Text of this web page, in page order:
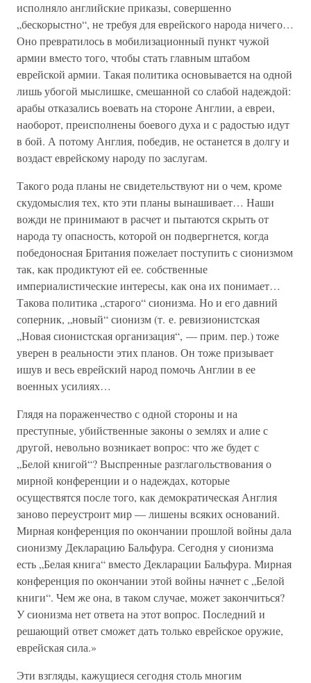
исполняло английские приказы, совершенно
„бескорыстно“, не требуя для еврейского народа ничего…
Оно превратилось в мобилизационный пункт чужой
армии вместо того, чтобы стать главным штабом
еврейской армии. Такая политика основывается на одной
лишь убогой мыслишке, смешанной со слабой надеждой:
арабы отказались воевать на стороне Англии, а евреи,
наоборот, преисполнены боевого духа и с радостью идут
в бой. А потому Англия, победив, не останется в долгу и
воздаст еврейскому народу по заслугам.
Такого рода планы не свидетельствуют ни о чем, кроме
скудомыслия тех, кто эти планы вынашивает… Наши
вожди не принимают в расчет и пытаются скрыть от
народа ту опасность, которой он подвергнется, когда
победоносная Британия пожелает поступить с сионизмом
так, как продиктуют ей ее. собственные
империалистические интересы, как она их понимает…
Такова политика „старого“ сионизма. Но и его давний
соперник, „новый“ сионизм (т. е. ревизионистская
„Новая сионистская организация“, — прим. пер.) тоже
уверен в реальности этих планов. Он тоже призывает
ишув и весь еврейский народ помочь Англии в ее
военных усилиях…
Глядя на пораженчество с одной стороны и на
преступные, убийственные законы о землях и алие с
другой, невольно возникает вопрос: что же будет с
„Белой книгой“? Выспренные разглагольствования о
мирной конференции и о надеждах, которые
осуществятся после того, как демократическая Англия
заново переустроит мир — лишены всяких оснований.
Мирная конференция по окончании прошлой войны дала
сионизму Декларацию Бальфура. Сегодня у сионизма
есть „Белая книга“ вместо Декларации Бальфура. Мирная
конференция по окончании этой войны начнет с „Белой
книги“. Чем же она, в таком случае, может закончиться?
У сионизма нет ответа на этот вопрос. Последний и
решающий ответ сможет дать только еврейское оружие,
еврейская сила.»
Эти взгляды, кажущиеся сегодня столь многим